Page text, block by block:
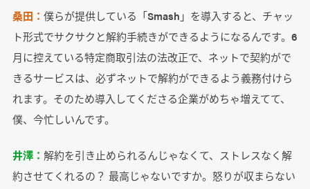
桑田： 僕らが提供している「Smash」を導入すると、チャッ
ト形式でサクサクと解約手続きができるようになるんです。6
月に控えている特定商取引法の法改正で、ネットで契約がで
きるサービスは、必ずネットで解約ができるよう義務付けら
れます。そのため導入してくださる企業がめちゃ増えてて、
僕、今忙しいんです。
井澤： 解約を引き止められるんじゃなくて、ストレスなく解
約させてくれるの？ 最高じゃないですか。怒りが収まらない